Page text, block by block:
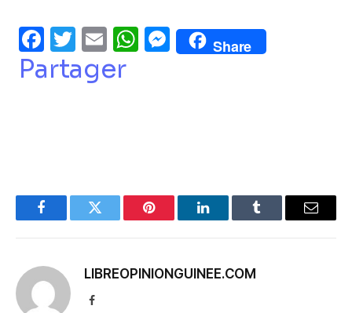
Facebook
Twitter
EmailWhatsApp
Messenger
Share
Partager
FacebookTwitter Pinterest LinkedInTumblr Email
LIBREOPINIONGUINEE.COM
Facebook